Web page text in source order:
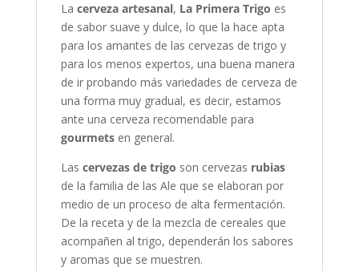
La cerveza artesanal, La Primera Trigo es
de sabor suave y dulce, lo que la hace apta
para los amantes de las cervezas de trigo y
para los menos expertos, una buena manera
de ir probando más variedades de cerveza de
una forma muy gradual, es decir, estamos
ante una cerveza recomendable para
gourmetsen general.
Las cervezas de trigo son cervezas rubias
de la familia de las Ale que se elaboran por
medio de un proceso de alta fermentación.
De la receta y de la mezcla de cereales que
acompañen al trigo, dependerán los sabores
y aromas que se muestren.